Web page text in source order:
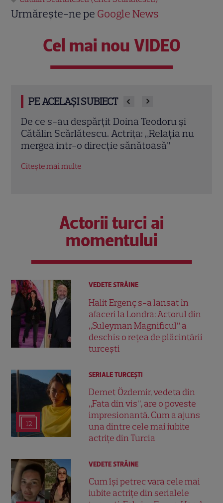
Urmărește-ne pe Google News
Cel mai nou VIDEO
PE ACELAȘI SUBIECT
Cătălin Scărlătescu, detalii noi despre
restaurantul din Zanzibar. Ce pregătește
alături de Cătălin Cazacu
Citește mai multe
Actorii turci ai
momentului
VEDETE STRĂINE
Halit Ergenç s-a lansat în
afaceri la Londra: Actorul din
„Suleyman Magnificul” a
deschis o rețea de plăcintării
turcești
12
SERIALE TURCEŞTI
Demet Özdemir, vedeta din
„Fata din vis”, are o poveste
impresionantă. Cum a ajuns
una dintre cele mai iubite
actrițe din Turcia
VEDETE STRĂINE
Cum își petrec vara cele mai
iubite actrițe din serialele